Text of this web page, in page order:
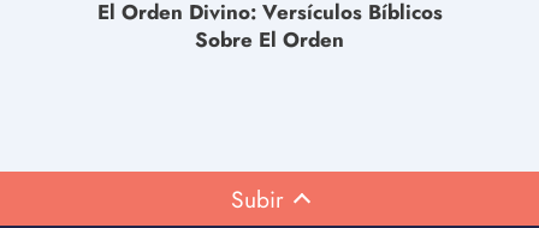
El Orden Divino: Versículos Bíblicos
Sobre El Orden
Subir